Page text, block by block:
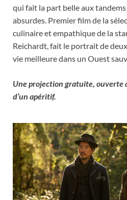
qui fait la part belle aux
absurdes. Premier film de la
culinaire et empathique de la
Reichardt, fait le portrait de
vie meilleure dans un Ouest
Une projection gratuite, ouverte
d’un apéritif.